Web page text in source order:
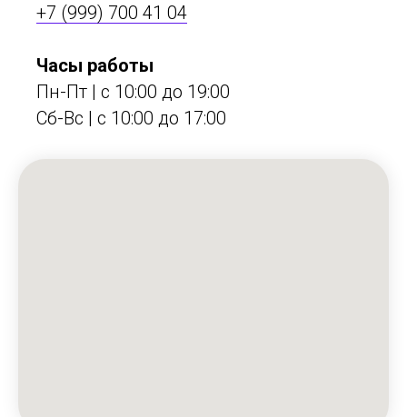
+7 (999) 700 41 04
Часы работы
Пн-Пт | с 10:00 до 19:00
Сб-Вс | c 10:00 до 17:00